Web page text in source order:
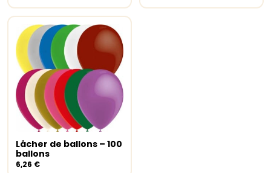
Ajouter au panier
Lâcher de ballons – 100
ballons
6,26 €